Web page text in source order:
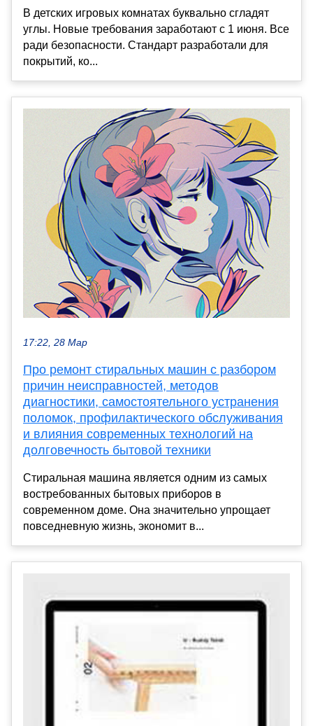
В детских игровых комнатах буквально сгладят
углы. Новые требования заработают с 1 июня. Все
ради безопасности. Стандарт разработали для
покрытий, ко...
17:22, 28 Мар
Про ремонт стиральных машин с разбором
причин неисправностей, методов
диагностики, самостоятельного устранения
поломок, профилактического обслуживания
и влияния современных технологий на
долговечность бытовой техники
Стиральная машина является одним из самых
востребованных бытовых приборов в
современном доме. Она значительно упрощает
повседневную жизнь, экономит в...